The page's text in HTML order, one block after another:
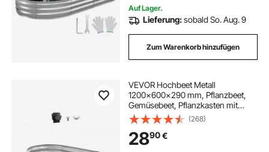
Auf Lager.
Lieferung:sobald So. Aug. 9
Zum Warenkorb hinzufügen
VEVOR Hochbeet Metall
1200x600x290 mm, Pflanzbeet,
Gemüsebeet, Pflanzkasten mit
offenem Boden & abgerundeten
Kanten, Blumenbeet, Kräuterbeet,
ideal für Gemüse, Blumen, Kräuter &
Sukkulenten, Oval
(268)
2890€